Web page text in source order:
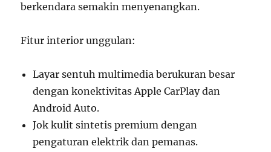
berkendara semakin menyenangkan.
Fitur interior unggulan:
Layar sentuh multimedia berukuran besar
dengan konektivitas Apple CarPlay dan
Android Auto.
Jok kulit sintetis premium dengan
pengaturan elektrik dan pemanas.